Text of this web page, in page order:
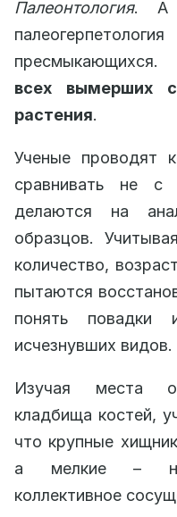
Палеонтология. А
пресмыкающихся.
всех вымерших
растения.
Ученые проводят
сравнивать не с
делаются на
образцов.
количество,
пытаются
понять повадки
исчезнувших видов.
Изучая места
кладбища костей,
что крупные
а мелкие –
коллективное